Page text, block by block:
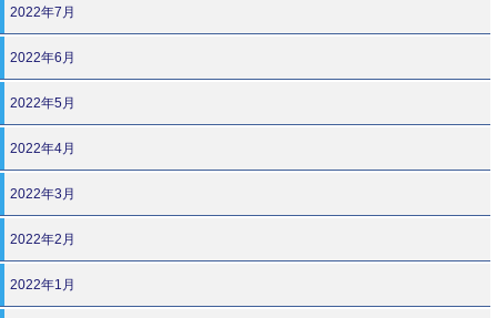
2022年7月
2022年6月
2022年5月
2022年4月
2022年3月
2022年2月
2022年1月